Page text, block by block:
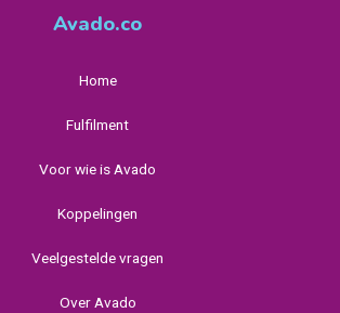
Avado.co
Home
Fulfilment
Voor wie is Avado
Koppelingen
Veelgestelde vragen
Over Avado